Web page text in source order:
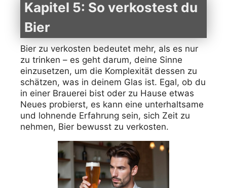
Kapitel 5: So verkostest du
Bier
Bier zu verkosten bedeutet mehr, als es nur
zu trinken – es geht darum, deine Sinne
einzusetzen, um die Komplexität dessen zu
schätzen, was in deinem Glas ist. Egal, ob du
in einer Brauerei bist oder zu Hause etwas
Neues probierst, es kann eine unterhaltsame
und lohnende Erfahrung sein, sich Zeit zu
nehmen, Bier bewusst zu verkosten.